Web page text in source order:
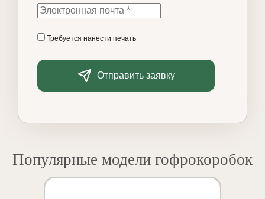
Требуется нанести печать
Отправить заявку
Популярные модели гофрокоробок